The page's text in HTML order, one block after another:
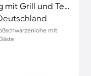
Familienfreundliche Wohnung mit Grill und Terrasse
mit